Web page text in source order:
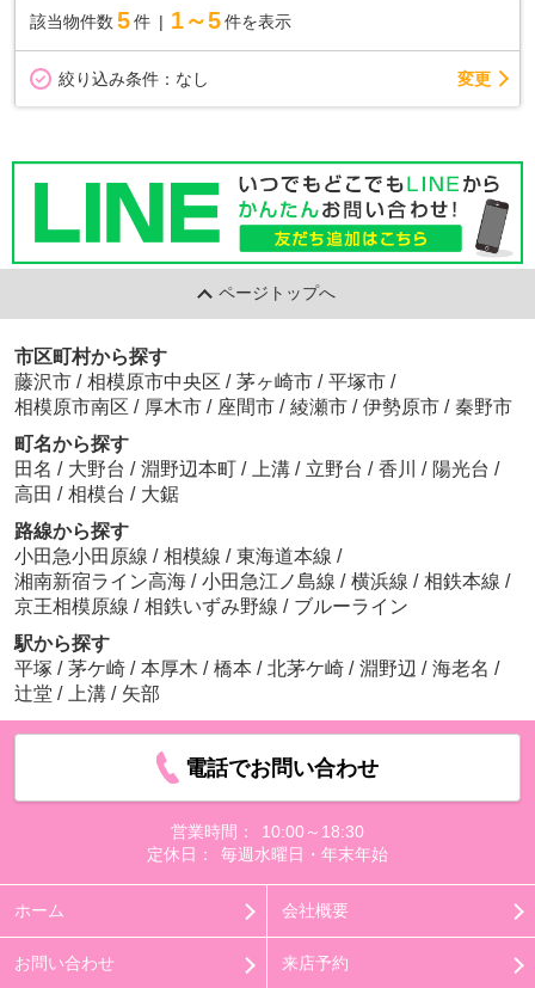
該当物件数 5件 1～5 件を表示
絞り込み条件： なし 変更
ページトップへ
市区町村から探す
藤沢市 / 相模原市中央区 / 茅ヶ崎市 / 平塚市 /
相模原市南区 / 厚木市 / 座間市 / 綾瀬市 / 伊勢原市 / 秦野市
町名から探す
田名 / 大野台 / 淵野辺本町 / 上溝 / 立野台 / 香川 / 陽光台 /
高田 / 相模台 / 大鋸
路線から探す
小田急小田原線 / 相模線 / 東海道本線 /
湘南新宿ライン高海 / 小田急江ノ島線 / 横浜線 / 相鉄本線 /
京王相模原線 / 相鉄いずみ野線 / ブルーライン
駅から探す
平塚 / 茅ケ崎 / 本厚木 / 橋本 / 北茅ケ崎 / 淵野辺 / 海老名 /
辻堂 / 上溝 / 矢部
電話でお問い合わせ
営業時間：
10:00～18:30
定休日：
毎週水曜日・年末年始
ホーム 会社概要
お問い合わせ 来店予約